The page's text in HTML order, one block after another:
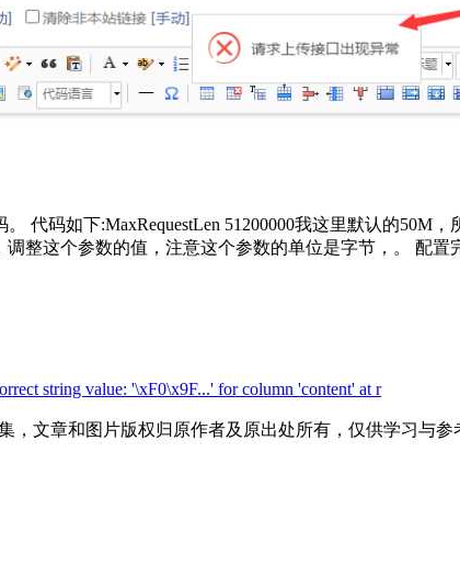
。 代码如下:MaxRequestLen 51200000我这里默认的
调整这个参数的值，注意这个参数的单位是字节，。 配置
string value: '\xF0\x9F...' for column 'content' at r
文章和图片版权归原作者及原出处所有，仅供学习与